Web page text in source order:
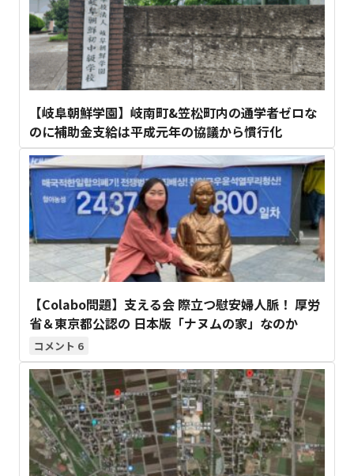
【岐阜朝鮮学園】岐南町&笠松町内の通学者ゼロな
のに補助金支給は平成元年の協議から慣行化
【Colabo問題】支える会 際立つ慰安婦人脈！ 厚労
省＆東京都公認の 日本版「ナヌムの家」なのか
6